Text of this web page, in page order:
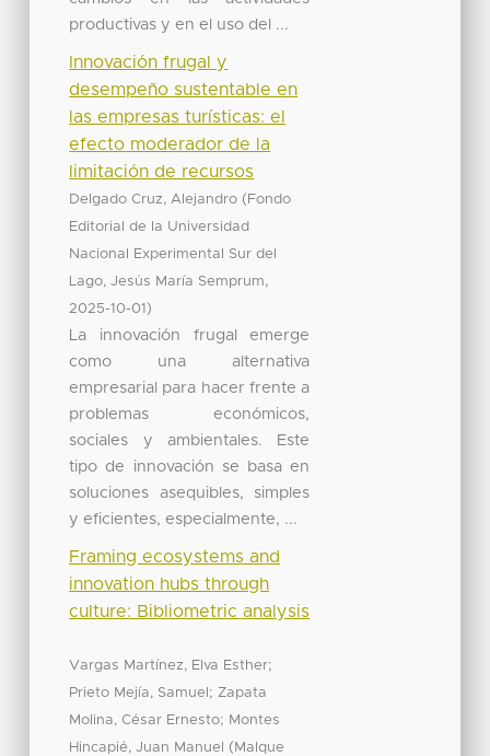
productivas y en el uso del ...
Innovación frugal y
desempeño sustentable en
las empresas turísticas: el
efecto moderador de la
limitación de recursos
Delgado Cruz, Alejandro ( Fondo
Editorial de la Universidad
Nacional Experimental Sur del
Lago, Jesús María Semprum,
2025-10-01 )
La innovación frugal emerge
como una alternativa
empresarial para hacer frente a
problemas económicos,
sociales y ambientales. Este
tipo de innovación se basa en
soluciones asequibles, simples
y eficientes, especialmente, ...
Framing ecosystems and
innovation hubs through
culture: Bibliometric analysis
Vargas Martínez, Elva Esther;
Prieto Mejía, Samuel ; Zapata
Molina, César Ernesto; Montes
Hincapié, Juan Manuel
( Malque